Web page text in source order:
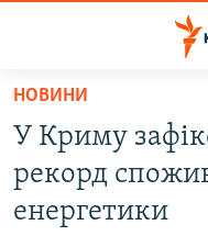
Перейти
основного
матеріалу
Перейти
до
ВОДА.КРИМ
ВІДЕО ТА ФОТО
НОВИНИ
У Криму
рекорд
енергетики